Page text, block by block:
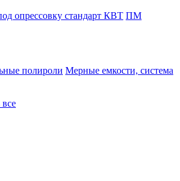
опрессовку стандарт КВТ ПМ
полироли Мерные емкости, система
все